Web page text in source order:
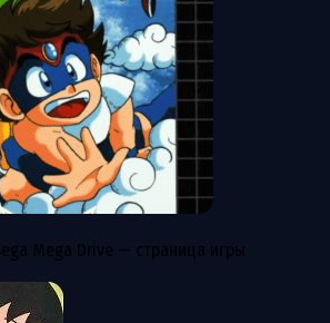
Mega Drive — страница игры